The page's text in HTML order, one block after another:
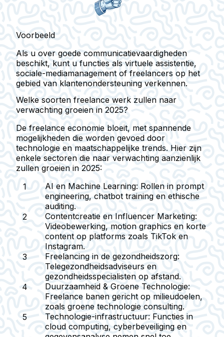
Voorbeeld
Als u over goede communicatievaardigheden
beschikt, kunt u functies als virtuele assistentie,
sociale-mediamanagement of freelancers op het
gebied van klantenondersteuning verkennen.
Welke soorten freelance werk zullen naar
verwachting groeien in 2025?
De freelance economie bloeit, met spannende
mogelijkheden die worden gevoed door
technologie en maatschappelijke trends. Hier zijn
enkele sectoren die naar verwachting aanzienlijk
zullen groeien in 2025:
AI en Machine Learning: Rollen in prompt
engineering, chatbot training en ethische
auditing.
Contentcreatie en Influencer Marketing:
Videobewerking, motion graphics en korte
content op platforms zoals TikTok en
Instagram.
Freelancing in de gezondheidszorg:
Telegezondheidsadviseurs en
gezondheidsspecialisten op afstand.
Duurzaamheid & Groene Technologie:
Freelance banen gericht op milieudoelen,
zoals groene technologie consulting.
Technologie-infrastructuur: Functies in
cloud computing, cyberbeveiliging en